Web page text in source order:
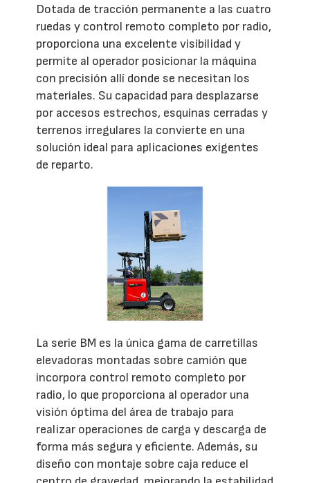
Dotada de tracción permanente a las cuatro
ruedas y control remoto completo por radio,
proporciona una excelente visibilidad y
permite al operador posicionar la máquina
con precisión allí donde se necesitan los
materiales. Su capacidad para desplazarse
por accesos estrechos, esquinas cerradas y
terrenos irregulares la convierte en una
solución ideal para aplicaciones exigentes
de reparto.
La serie BM es la única gama de carretillas
elevadoras montadas sobre camión que
incorpora control remoto completo por
radio, lo que proporciona al operador una
visión óptima del área de trabajo para
realizar operaciones de carga y descarga de
forma más segura y eficiente. Además, su
diseño con montaje sobre caja reduce el